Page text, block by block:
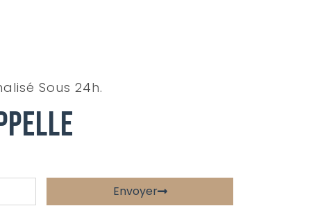
Sous 24h.
Envoyer